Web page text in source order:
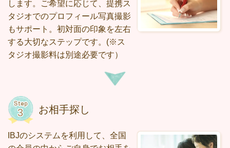
します。ご希望に応じて、提携ス
タジオでのプロフィール写真撮影
もサポート。初対面の印象を左右
する大切なステップです。 (※ス
タジオ撮影料は別途必要です）
お相手探し
IBJのシステムを利用して、全国